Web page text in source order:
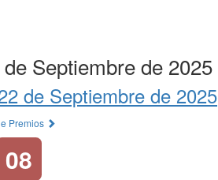
Septiembre de 2025
de Septiembre de 2025
Premios
08